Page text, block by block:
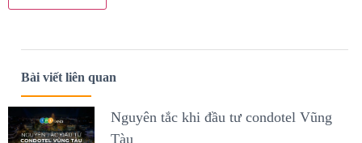
Bài viết liên quan
Nguyên tắc khi đầu tư condotel Vũng
Tàu